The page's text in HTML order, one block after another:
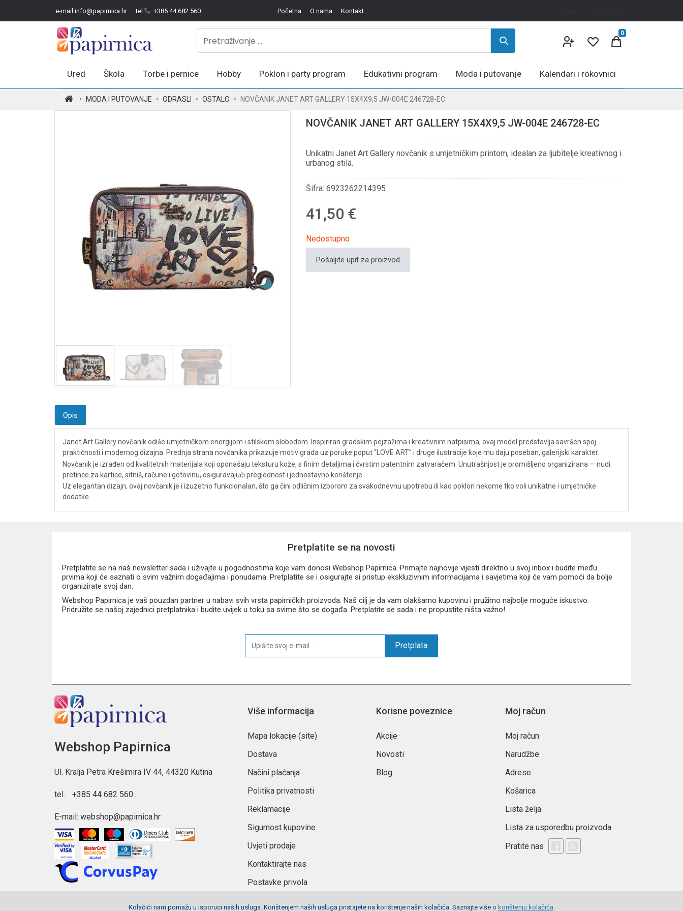
e-mail info@papirnica.hr tel +385 44 682 560 Početna O nama Kontakt
0
Ured Škola Torbe i pernice Hobby Poklon i party program Edukativni program Moda i putovanje Kalendari i rokovnici
MODA I PUTOVANJE ODRASLI OSTALO NOVČANIK JANET ART GALLERY 15X4X9,5 JW-004E 246728-EC
NOVČANIK JANET ART GALLERY 15X4X9,5 JW-004E 246728-EC
Unikatni Janet Art Gallery novčanik s umjetničkim printom, idealan za ljubitelje kreativnog i
urbanog stila.
Šifra: 6923262214395
41,50 €
Nedostupno
Pošaljite upit za proizvod
Opis
Janet Art Gallery novčanik odiše umjetničkom energijom i stilskom slobodom. Inspiriran gradskim pejzažima i kreativnim natpisima, ovaj model predstavlja savršen spoj
praktičnosti i modernog dizajna. Prednja strana novčanika prikazuje motiv grada uz poruke poput “LOVE ART” i druge ilustracije koje mu daju poseban, galerijski karakter.
Novčanik je izrađen od kvalitetnih materijala koji oponašaju teksturu kože, s finim detaljima i čvrstim patentnim zatvaračem. Unutrašnjost je promišljeno organizirana — nudi
pretince za kartice, sitniš, račune i gotovinu, osiguravajući preglednost i jednostavno korištenje.
Uz elegantan dizajn, ovaj novčanik je i izuzetno funkcionalan, što ga čini odličnim izborom za svakodnevnu upotrebu ili kao poklon nekome tko voli unikatne i umjetničke
dodatke.
Pretplatite se na novosti
Pretplatite se na naš newsletter sada i uživajte u pogodnostima koje vam donosi Webshop Papirnica. Primajte najnovije vijesti direktno u svoj inbox i budite među
prvima koji će saznati o svim važnim događajima i ponudama. Pretplatite se i osigurajte si pristup ekskluzivnim informacijama i savjetima koji će vam pomoći da bolje
organizirate svoj dan.
Webshop Papirnica je vaš pouzdan partner u nabavi svih vrsta papirničkih proizvoda. Naš cilj je da vam olakšamo kupovinu i pružimo najbolje moguće iskustvo.
Pridružite se našoj zajednici pretplatnika i budite uvijek u toku sa svime što se događa. Pretplatite se sada i ne propustite ništa važno!
Pretplata
Webshop Papirnica
Ul. Kralja Petra Krešimira IV 44, 44320 Kutina
tel. +385 44 682 560
E-mail: webshop@papirnica.hr
Više informacija
Mapa lokacije (site)
Dostava
Načini plaćanja
Politika privatnosti
Reklamacije
Sigurnost kupovine
Uvjeti prodaje
Kontaktirajte nas
Postavke privola
Korisne poveznice
Akcije
Novosti
Blog
Moj račun
Moj račun
Narudžbe
Adrese
Košarica
Lista želja
Lista za usporedbu proizvoda
Pratite nas
Kolačići nam pomažu u isporuci naših usluga. Korištenjem naših usluga pristajete na korištenje naših kolačića. Saznajte više o korištenju kolačića.